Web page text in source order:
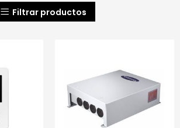
Filtrar productos